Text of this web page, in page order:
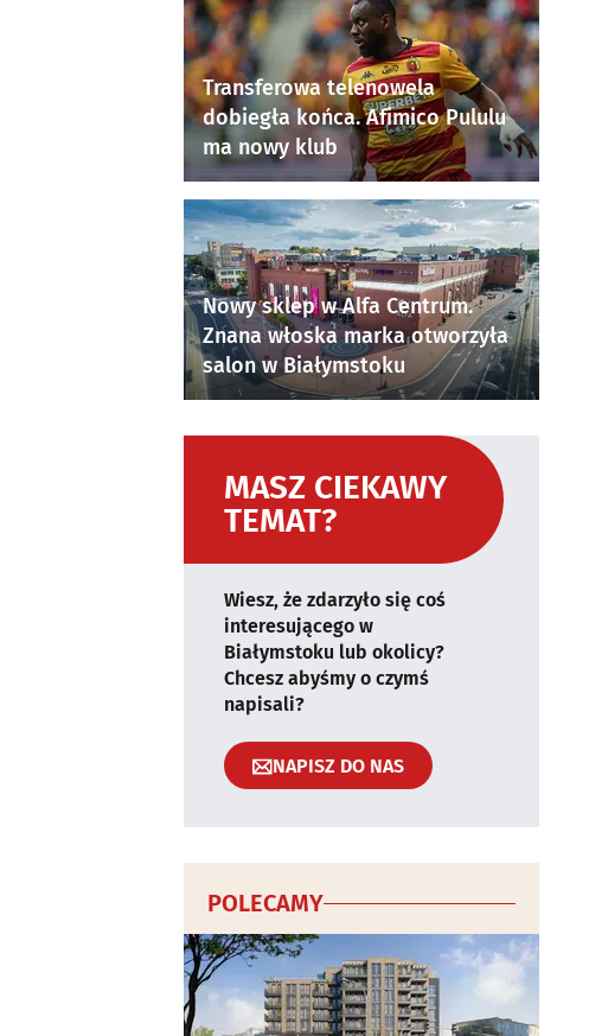
Transferowa telenowela
dobiegła końca. Afimico Pululu
ma nowy klub
Nowy sklep w Alfa Centrum.
Znana włoska marka otworzyła
salon w Białymstoku
MASZ CIEKAWY
TEMAT?
Wiesz, że zdarzyło się coś
interesującego w
Białymstoku lub okolicy?
Chcesz abyśmy o czymś
napisali?
NAPISZ DO NAS
POLECAMY